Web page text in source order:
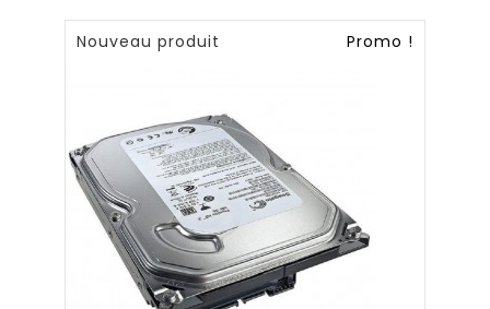
Promo !
Nouveau produit